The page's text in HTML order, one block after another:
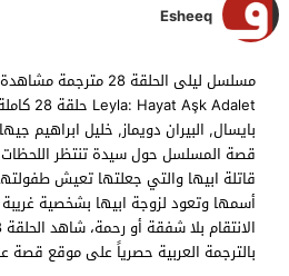
Esheeq
مسلسل ليلى الحلقة 28
بايسال, البيران دويماز, خليل ابراهيم
قصة المسلسل حول سيدة تنتظر اللحظات
قاتلة ابيها والتي جعلتها تعيش
أسمها وتعود لزوجة ابيها بشخصية
بالترجمة العربية حصرياً على موقع